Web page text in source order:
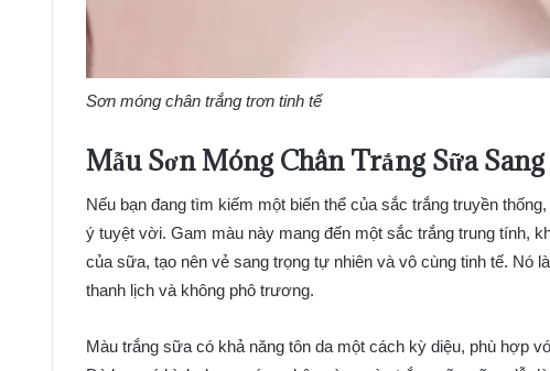
Sơn móng chân trắng trơn tinh tế
Mẫu Sơn Móng Chân Trắng Sữa
Nếu bạn đang tìm kiếm một biến thể của sắc trắng truyền thống,
ý tuyệt vời. Gam màu này mang đến một sắc trắng trung tính,
của sữa, tạo nên vẻ sang trọng tự nhiên và vô cùng tinh tế. Nó
thanh lịch và không phô trương.
Màu trắng sữa có khả năng tôn da một cách kỳ diệu, phù hợp